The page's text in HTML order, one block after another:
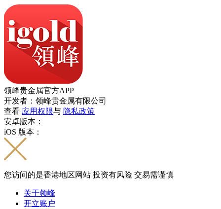
领峰贵金属官方APP
开发者：领峰贵金属有限公司
查看 应用权限与 隐私政策
安卓版本：
iOS 版本：
您访问的是香港地区网站 投资有风险 交易需谨慎
关于领峰
开立账户